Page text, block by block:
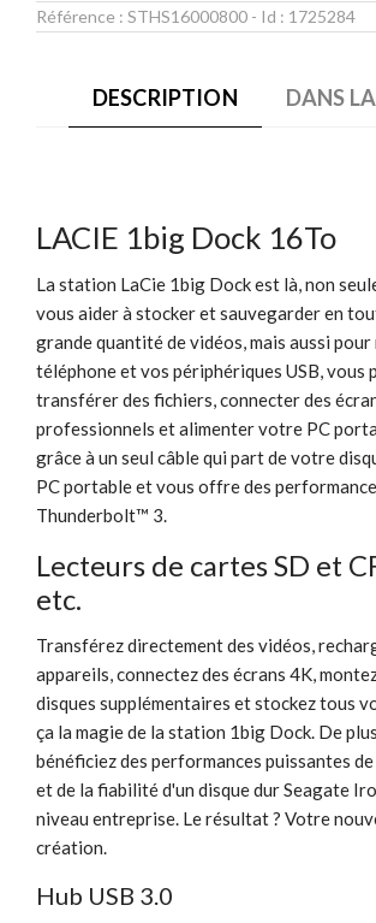
Référence : STHS16000800 - Id : 1725284
DESCRIPTION DANS
LACIE 1big Dock 16To
La station LaCie 1big Dock est là, non
vous aider à stocker et sauvegarder en
grande quantité de vidéos, mais aussi
téléphone et vos périphériques USB, vous
transférer des fichiers, connecter des
professionnels et alimenter votre PC
grâce à un seul câble qui part de votre
PC portable et vous offre des
Thunderbolt™ 3.
Lecteurs de cartes SD et
etc.
Transférez directement des vidéos,
appareils, connectez des écrans 4K,
disques supplémentaires et stockez tous
ça la magie de la station 1big Dock. De
bénéficiez des performances puissantes
et de la fiabilité d'un disque dur Seagate
niveau entreprise. Le résultat ? Votre
création.
Hub USB 3.0